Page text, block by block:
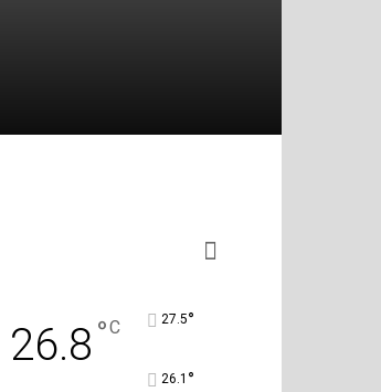
26.8 °C 27.5°
26.1 °